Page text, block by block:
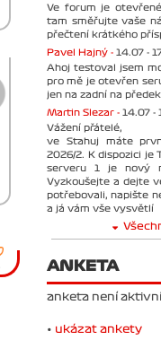
Ve forum je
tam směřujte vaše
přečtení krátkého
Pavel Hajný - 14.07 -
Ahoj testoval jsem
pro mě je otevřen
jen na zadní na
Martin Slezar - 14.07 -
Vážení přátelé,
ve Stahuj máte
2026/2. K dispozici je
serveru 1 je nový
Vyzkoušejte a dejte
potřebovali, napište
a já vám vše vysvětlí
ANKETA
anketa není aktivní
• ukázat ankety